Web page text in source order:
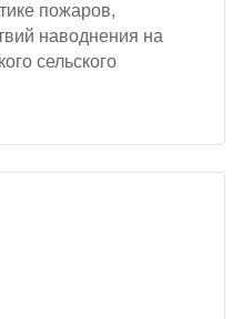
пожаров,
наводнения на
сельского